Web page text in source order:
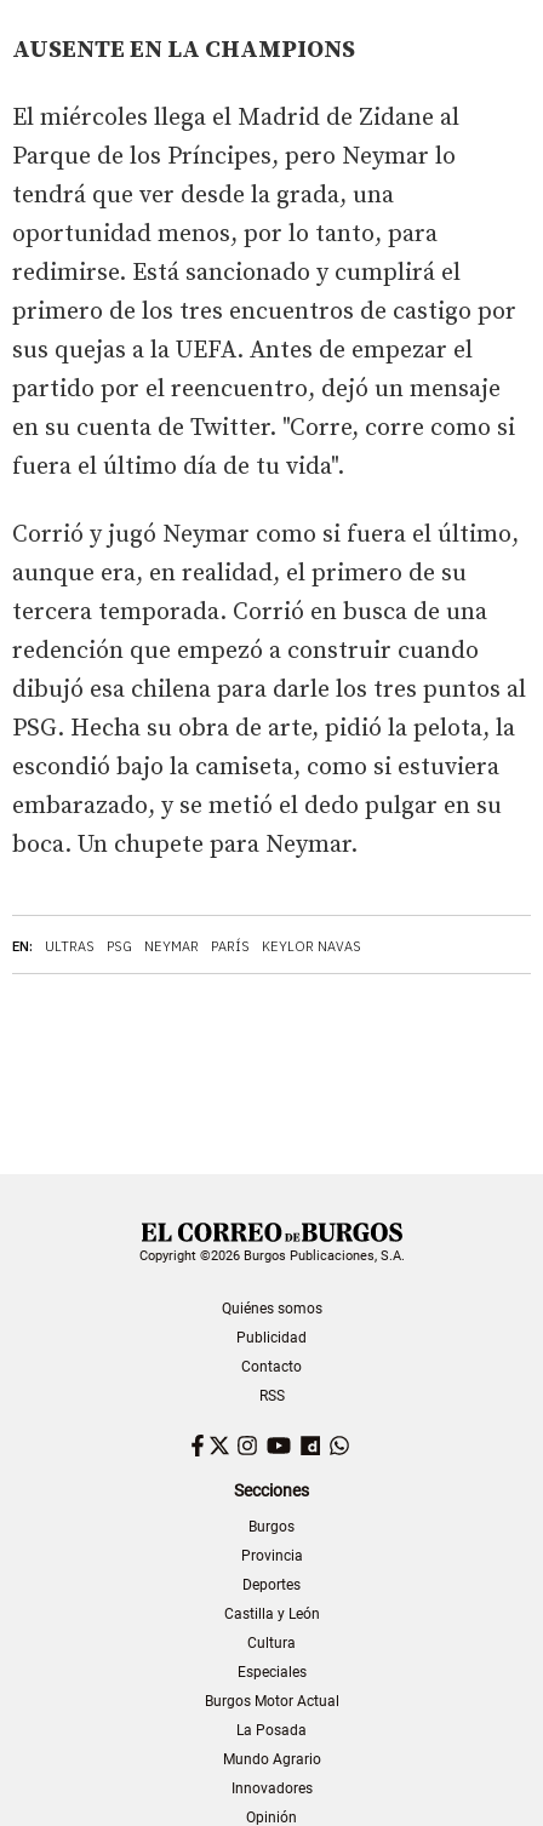
EN: ULTRAS PSG NEYMAR PARÍS KEYLOR NAVAS
AUSENTE EN LA CHAMPIONS
El miércoles llega el Madrid de Zidane al
Parque de los Príncipes, pero Neymar lo
tendrá que ver desde la grada, una
oportunidad menos, por lo tanto, para
redimirse. Está sancionado y cumplirá el
primero de los tres encuentros de castigo por
sus quejas a la UEFA. Antes de empezar el
partido por el reencuentro, dejó un mensaje
en su cuenta de Twitter. "Corre, corre como si
fuera el último día de tu vida".
Corrió y jugó Neymar como si fuera el último,
aunque era, en realidad, el primero de su
tercera temporada. Corrió en busca de una
redención que empezó a construir cuando
dibujó esa chilena para darle los tres puntos al
PSG. Hecha su obra de arte, pidió la pelota, la
escondió bajo la camiseta, como si estuviera
embarazado, y se metió el dedo pulgar en su
boca. Un chupete para Neymar.
Copyright ©2026 Burgos Publicaciones, S.A.
Quiénes somos
Publicidad
Contacto
RSS
Facebook
TwitterInstagram
YouTubeDailymotion
Secciones
Burgos
Provincia
Deportes
Castilla y León
Cultura
Especiales
Burgos Motor Actual
La Posada
Mundo Agrario
Innovadores
Opinión